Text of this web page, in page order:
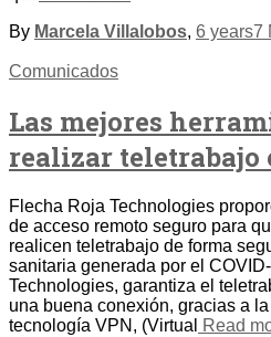
By Marcela Villalobos, 6 years7
Comunicados
Las mejores
realizar teletrabajo
Flecha Roja Technologies
de acceso remoto seguro para
realicen teletrabajo de forma
sanitaria generada por el
Technologies, garantiza el
una buena conexión, gracias a
tecnología VPN, (Virtual
Read